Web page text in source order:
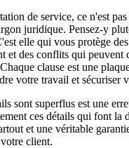
de service, ce n'est
juridique. Pensez-y
elle qui vous protège
et des conflits qui peuvent
clause est une
votre travail et sécuriser
sont superflus est une
ces détails qui font la
et une véritable
client.